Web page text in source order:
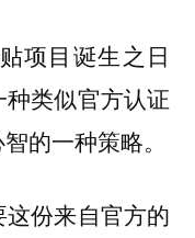
项目诞生之日
类似官方认证
的一种策略。
份来自官方的